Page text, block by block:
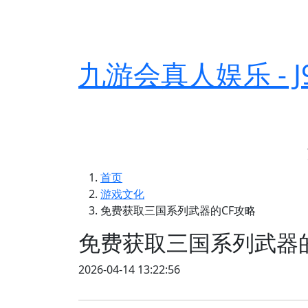
九游会真人娱乐 -
首页
游戏文化
免费获取三国系列武器的CF攻略
免费获取三国系列武器
2026-04-14 13:22:56